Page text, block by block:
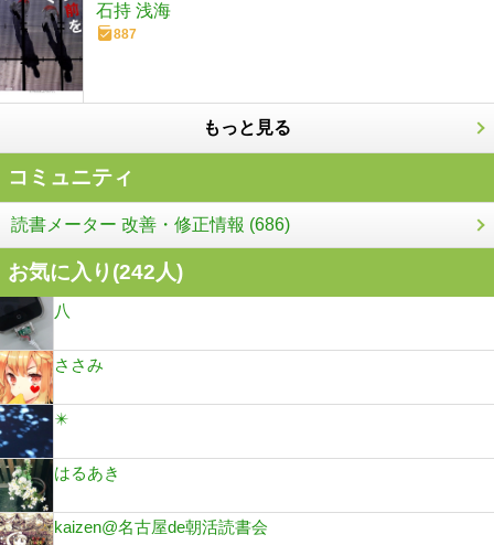
石持 浅海
887
もっと見る
コミュニティ
読書メーター 改善・修正情報 (686)
お気に入り(242人)
八
ささみ
✴️
はるあき
kaizen@名古屋de朝活読書会